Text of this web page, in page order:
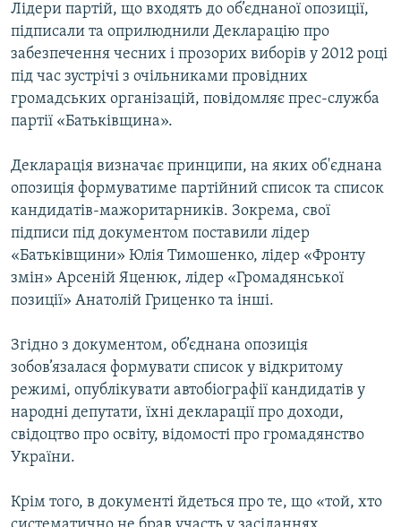
УКР
КТАТ
ДОЛУЧАЙСЯ!
Усі сайти RFE/RL
Лідери партій, що входять до об’єднаної опозиції,
підписали та оприлюднили Декларацію про
забезпечення чесних і прозорих виборів у 2012 році
під час зустрічі з очільниками провідних
громадських організацій, повідомляє прес-служба
партії «Батьківщина».
Декларація визначає принципи, на яких об'єднана
опозиція формуватиме партійний список та список
кандидатів-мажоритарників. Зокрема, свої
підписи під документом поставили лідер
«Батьківщини» Юлія Тимошенко, лідер «Фронту
змін» Арсеній Яценюк, лідер «Громадянської
позиції» Анатолій Гриценко та інші.
Згідно з документом, об’єднана опозиція
зобов’язалася формувати список у відкритому
режимі, опублікувати автобіографії кандидатів у
народні депутати, їхні декларації про доходи,
свідоцтво про освіту, відомості про громадянство
України.
Крім того, в документі йдеться про те, що «той, хто